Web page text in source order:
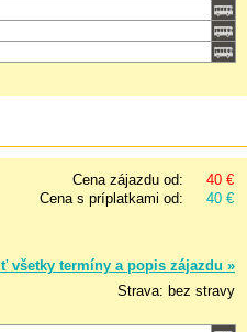
Cena zájazdu od:
40 €
Cena s príplatkami od:
40 €
všetky termíny a popis zájazdu »
Strava: bez stravy